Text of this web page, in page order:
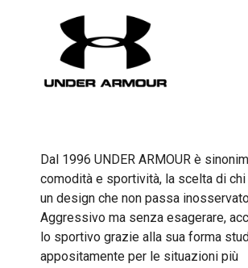
Dal 1996 UNDER ARMOUR è
comodità e sportività, la scelta di
un design che non passa
Aggressivo ma senza esagerare,
lo sportivo grazie alla sua forma
appositamente per le situazioni più